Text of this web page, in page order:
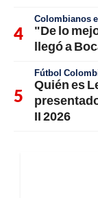
Colombianos
"De lo
llegó a
Fútbol
Quién es
II 2026